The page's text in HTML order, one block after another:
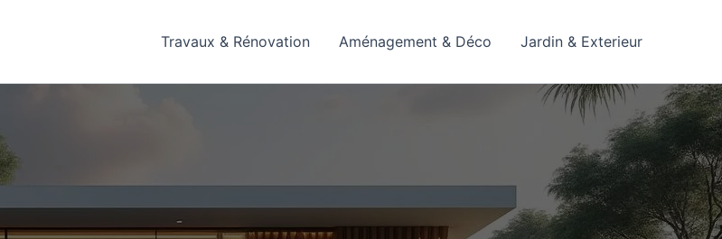
Travaux & Rénovation Aménagement & Déco Jardin & Exterieur